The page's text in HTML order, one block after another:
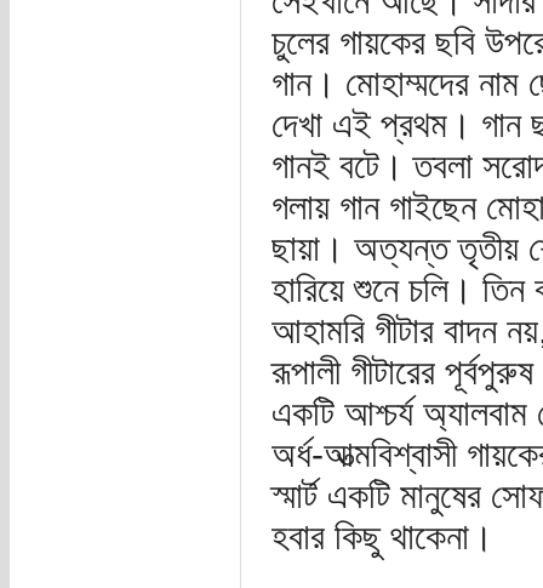
চুলের গায়কের ছবি
গান। মোহাম্মদের
দেখা এই প্রথম। গান
গানই বটে। তবলা
গলায় গান গাইছেন
ছায়া। অত্যন্ত তৃতীয়
হারিয়ে শুনে চলি।
আহামরি গীটার বাদন
রূপালী গীটারের
একটি আশ্চর্য অ্যালবাম
অর্ধ-আত্মবিশ্বাসী
স্মার্ট একটি মানুষের
হবার কিছু থাকেনা।